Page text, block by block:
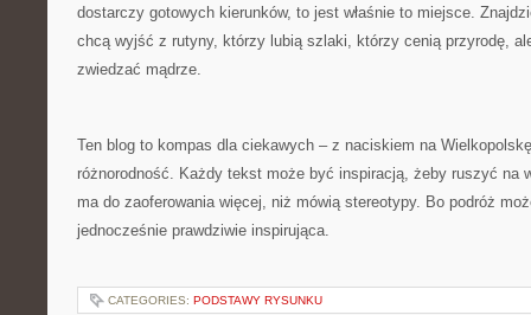
dostarczy gotowych kierunków, to jest właśnie to miejsce.
chcą wyjść z rutyny, którzy lubią szlaki, którzy cenią przyrodę,
zwiedzać mądrze.
Ten blog to kompas dla ciekawych – z naciskiem na
różnorodność. Każdy tekst może być inspiracją, żeby ruszyć na
ma do zaoferowania więcej, niż mówią stereotypy. Bo podróż
jednocześnie prawdziwie inspirująca.
CATEGORIES: PODSTAWY RYSUNKU